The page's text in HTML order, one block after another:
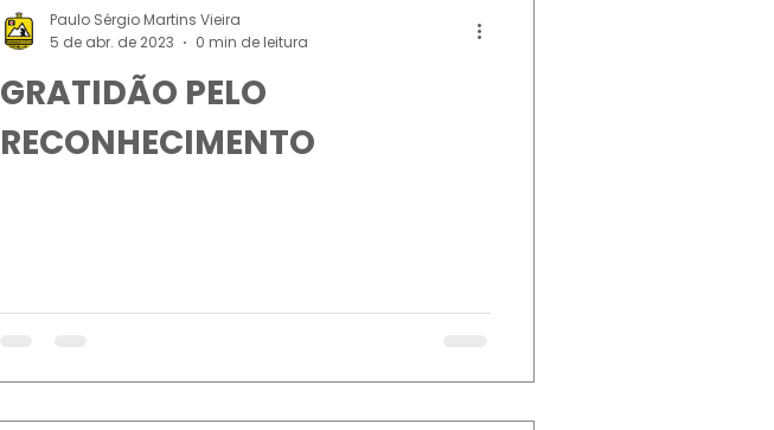
GRATIDÃO PELO
RECONHECIMENTO
Paulo Sérgio Martins Vieira
5 de abr. de 2023
0 min de leitura